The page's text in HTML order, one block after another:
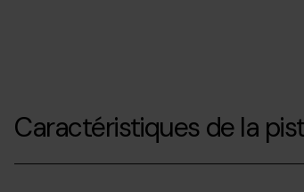
Caractéristiques de la